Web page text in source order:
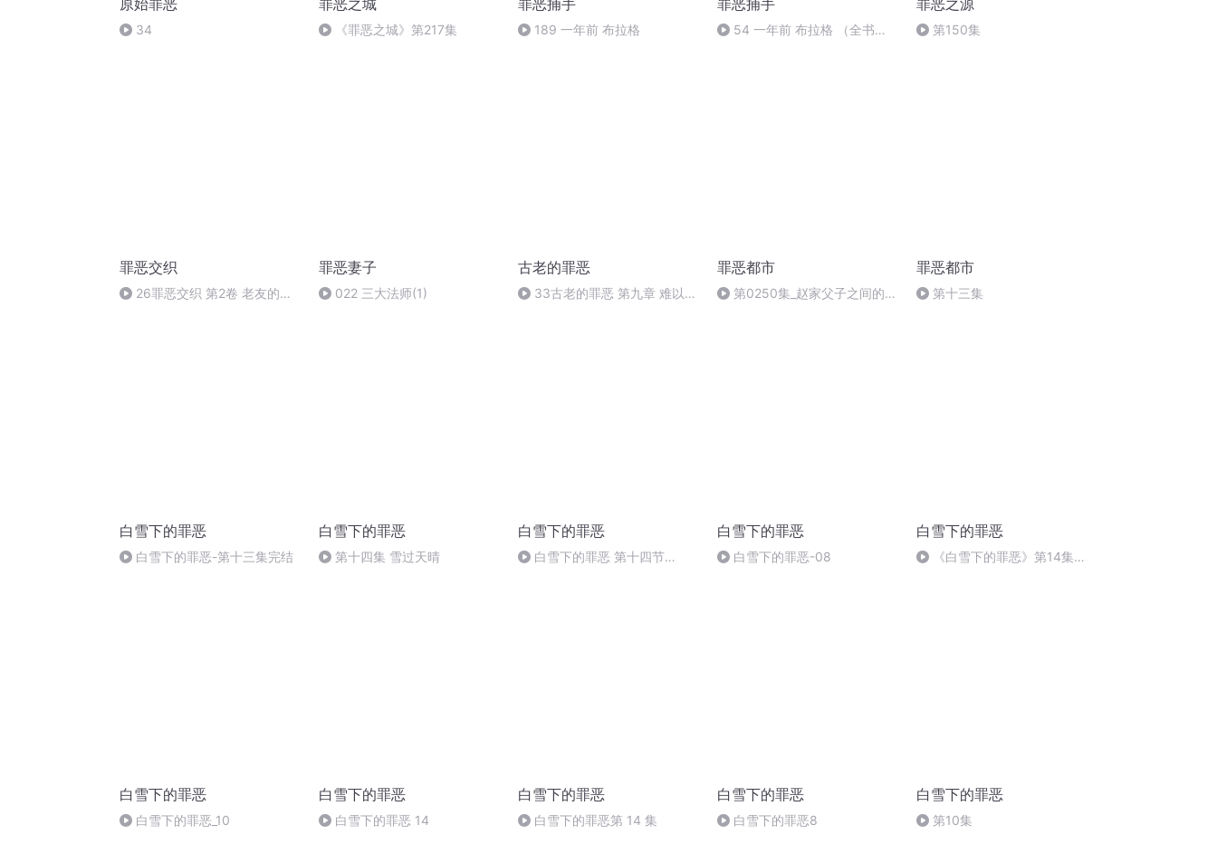
原始罪恶
34
罪恶之城
《罪恶之城》第217集
罪恶捕手
189 一年前 布拉格
罪恶捕手
54 一年前 布拉格 （全书
罪恶之源
第150集
罪恶交织
26罪恶交织 第2卷 老友的委
罪恶妻子
022 三大法师(1)
古老的罪恶
33古老的罪恶 第九章 难以解
罪恶都市
第0250集_赵家父子之间的谈
罪恶都市
第十三集
白雪下的罪恶
白雪下的罪恶-第十三集完结
白雪下的罪恶
第十四集 雪过天晴
白雪下的罪恶
白雪下的罪恶 第十四节
白雪下的罪恶
白雪下的罪恶-08
白雪下的罪恶
《白雪下的罪恶》第14集
白雪下的罪恶
白雪下的罪恶_10
白雪下的罪恶
白雪下的罪恶 14
白雪下的罪恶
白雪下的罪恶第 14 集
白雪下的罪恶
白雪下的罪恶8
白雪下的罪恶
第10集